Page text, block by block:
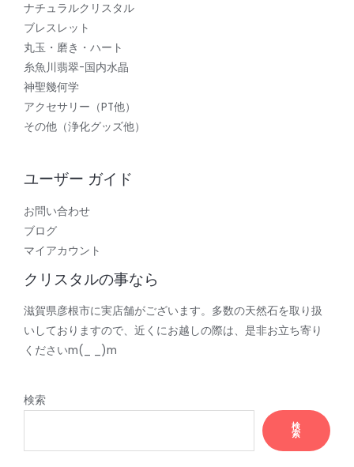
ナチュラルクリスタル
ブレスレット
丸玉・磨き・ハート
糸魚川翡翠-国内水晶
神聖幾何学
アクセサリー（PT他）
その他（浄化グッズ他）
ユーザー ガイド
お問い合わせ
ブログ
マイアカウント
クリスタルの事なら
滋賀県彦根市に実店舗がございます。多数の天然石を取り扱
いしておりますので、近くにお越しの際は、是非お立ち寄り
くださいm(_ _)m
検索
検
索